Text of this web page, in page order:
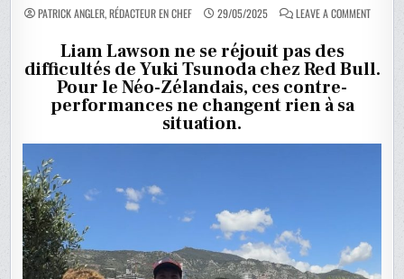
PATRICK ANGLER, RÉDACTEUR EN CHEF 29/05/2025 LEAVE A COMMENTON
AUX
Liam Lawson ne se réjouit pas des
difficultés de Yuki Tsunoda chez Red Bull.
Pour le Néo-Zélandais, ces contre-
performances ne changent rien à sa
situation.